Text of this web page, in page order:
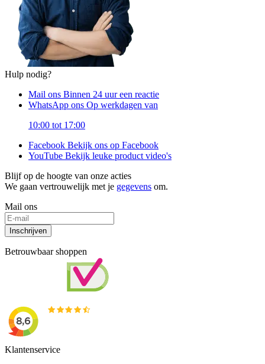
Hulp nodig?
Mail ons Binnen 24 uur een reactie
WhatsApp ons Op werkdagen van
10:00 tot 17:00
Facebook Bekijk ons op Facebook
YouTube Bekijk leuke product video's
Blijf op de hoogte van onze acties
We gaan vertrouwelijk met je gegevens om.
Mail ons
Inschrijven
Betrouwbaar shoppen
Klantenservice